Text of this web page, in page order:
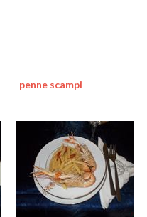
penne scampi